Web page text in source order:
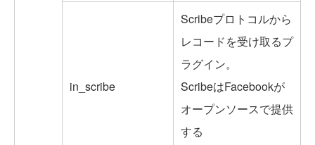
in_scribe
Scribeプロトコルから
レコードを受け取るプ
ラグイン。
ScribeはFacebookが
オープンソースで提供
する